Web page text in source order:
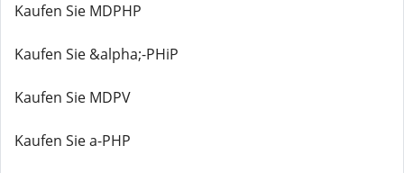
Kaufen Sie MDPHP
Kaufen Sie &alpha;-PHiP
Kaufen Sie MDPV
Kaufen Sie a-PHP